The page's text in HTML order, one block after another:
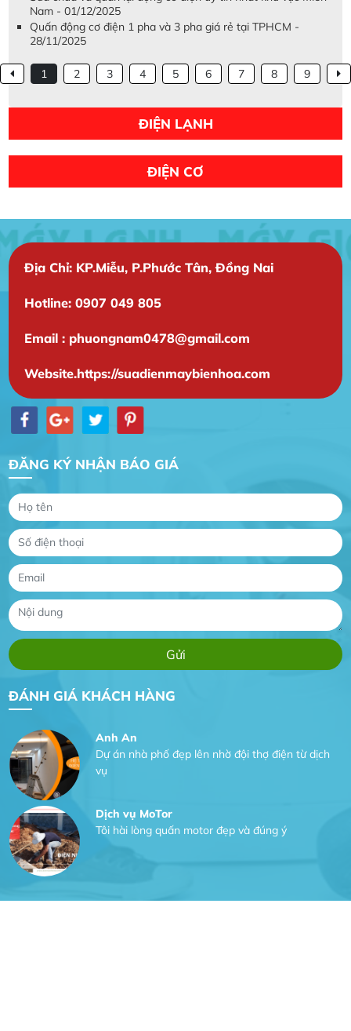
Nam - 01/12/2025
Quấn động cơ điện 1 pha và 3 pha giá rẻ tại TPHCM -
28/11/2025
1 2 3 4 5 6 7 8 9
ĐIỆN LẠNH
ĐIỆN CƠ
Địa Chỉ: KP.Miễu, P.Phước Tân, Đồng Nai
Hotline: 0907 049 805
Email : phuongnam0478@gmail.com
Website.https://suadienmaybienhoa.com
ĐĂNG KÝ NHẬN BÁO GIÁ
ĐÁNH GIÁ KHÁCH HÀNG
Gia Đình chúng tôi rất hài lòng dịch vụ tại
Anh An
vụ
Tôi hài lòng quấn motor đẹp và đúng ý
sản phẩm chất lượng rất tốt sản phẩm chất
phẩm chất lượng rất tốt
Gia Đình lắp máy nóng lạnh
website
Anh An
Dự án nhà phố đẹp lên nhờ đội thợ điện từ dịch
vụ
Dịch vụ MoTor
Tôi hài lòng quấn motor đẹp và đúng ý